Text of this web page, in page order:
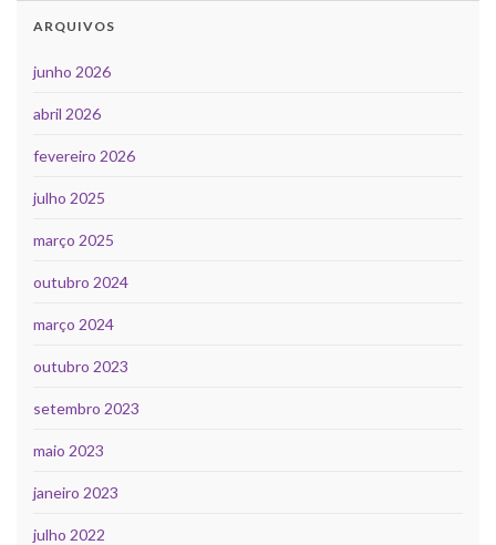
ARQUIVOS
junho 2026
abril 2026
fevereiro 2026
julho 2025
março 2025
outubro 2024
março 2024
outubro 2023
setembro 2023
maio 2023
janeiro 2023
julho 2022